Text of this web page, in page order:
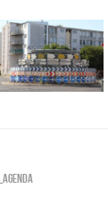
_Agenda